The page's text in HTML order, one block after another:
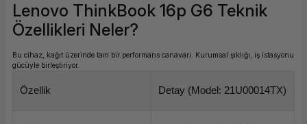
Lenovo ThinkBook 16p G6 Teknik
Özellikleri Neler?
Bu cihaz, kağıt üzerinde tam bir performans canavarı. Kurumsal şıklığı, iş istasyonu
gücüyle birleştiriyor.
Özellik Detay (Model: 21U00014TX)